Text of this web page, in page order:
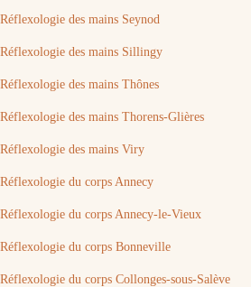
Réflexologie des mains Seynod
Réflexologie des mains Sillingy
Réflexologie des mains Thônes
Réflexologie des mains Thorens-Glières
Réflexologie des mains Viry
Réflexologie du corps Annecy
Réflexologie du corps Annecy-le-Vieux
Réflexologie du corps Bonneville
Réflexologie du corps Collonges-sous-Salève